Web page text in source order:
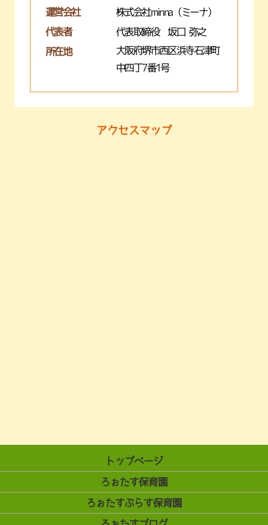
運営会社 株式会社minna（ミーナ）
代表者 代表取締役 坂口 弥之
所在地
大阪府堺市西区浜寺石津町
中四丁7番1号
アクセスマップ
トップページ
ろぉたす保育園
ろぉたすぷらす保育園